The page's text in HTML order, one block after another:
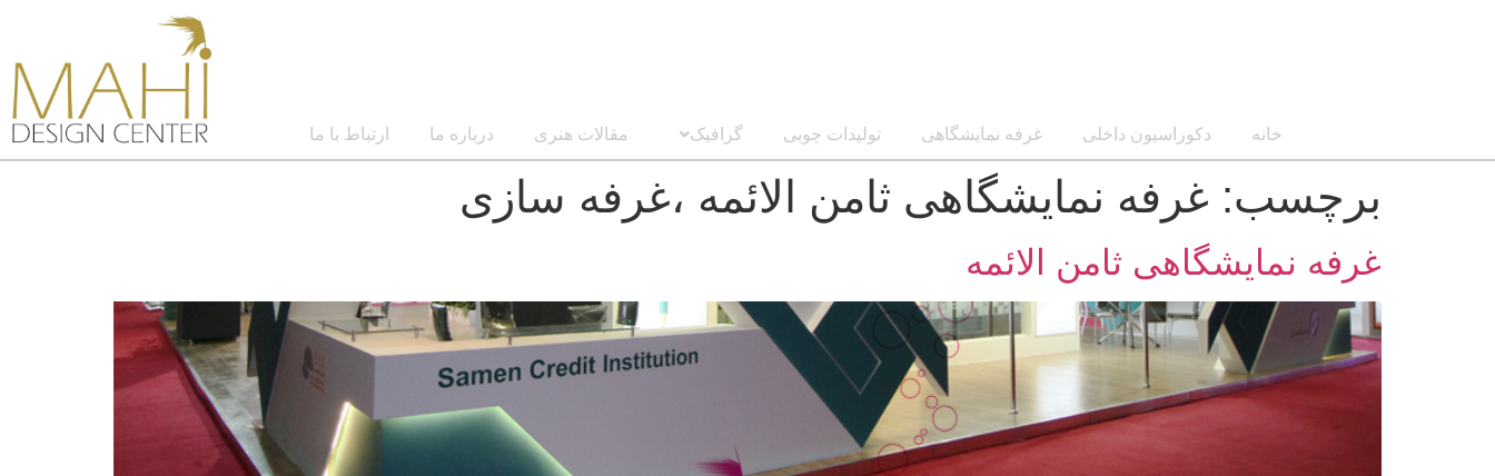
خانه دکوراسیون داخلی غرفه نمایشگاهی تولیدات چوبی گرافیک مقالات هنری درباره ما ارتباط با ما
برچسب: غرفه نمایشگاهی ثامن الائمه ،غرفه سازی
غرفه نمایشگاهی ثامن الائمه